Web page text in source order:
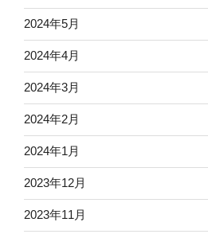
2024年5月
2024年4月
2024年3月
2024年2月
2024年1月
2023年12月
2023年11月